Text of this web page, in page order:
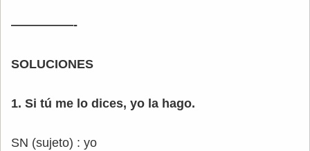
—————-
SOLUCIONES
1. Si tú me lo dices, yo la hago.
SN (sujeto) : yo